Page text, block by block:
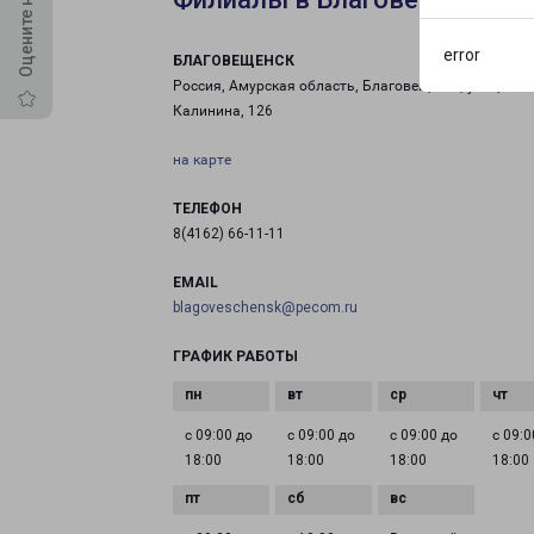
error
БЛАГОВЕЩЕНСК
Россия, Амурская область, Благовещенск, улица
Калинина, 126
на карте
ТЕЛЕФОН
8(4162) 66-11-11
EMAIL
blagoveschensk@pecom.ru
ГРАФИК РАБОТЫ
с 09:00 до
18:00
с 09:00 до
18:00
с 09:00 до
18:00
с
18:00